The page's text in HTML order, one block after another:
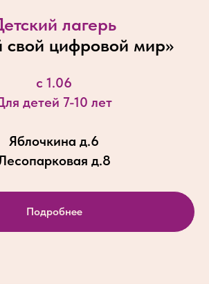
лагерь
свой цифровой мир»
с 1.06
детей 7-10 лет
Яблочкина д.6
д.8
Подробнее